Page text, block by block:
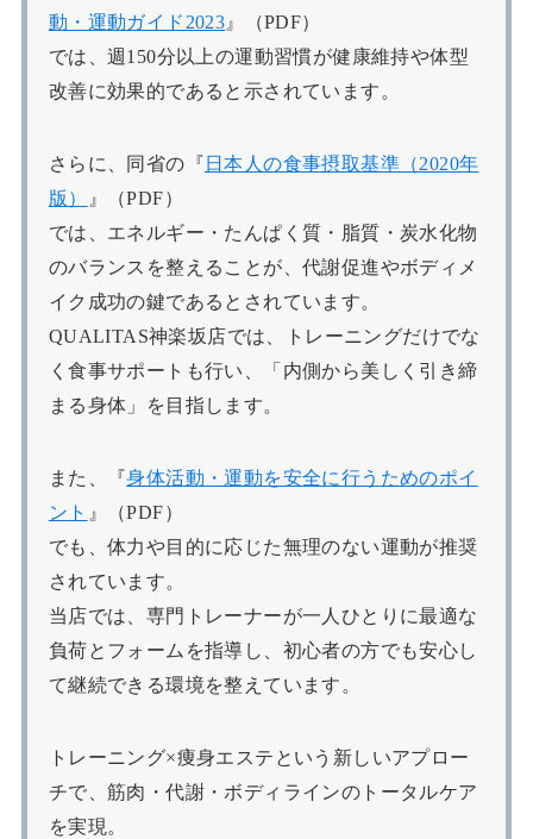
動・運動ガイド2023 』（PDF）
では、週150分以上の運動習慣が健康維持や体型
改善に効果的であると示されています。
さらに、同省の『 日本人の食事摂取基準（2020年
版）
』（PDF）
では、エネルギー・たんぱく質・脂質・炭水化物
のバランスを整えることが、代謝促進やボディメ
イク成功の鍵であるとされています。
QUALITAS神楽坂店では、トレーニングだけでな
く食事サポートも行い、「内側から美しく引き締
まる身体」を目指します。
また、『身体活動・運動を安全に行うためのポイ
ント 』（PDF）
でも、体力や目的に応じた無理のない運動が推奨
されています。
当店では、専門トレーナーが一人ひとりに最適な
負荷とフォームを指導し、初心者の方でも安心し
て継続できる環境を整えています。
トレーニング×痩身エステという新しいアプロー
チで、筋肉・代謝・ボディラインのトータルケア
を実現。